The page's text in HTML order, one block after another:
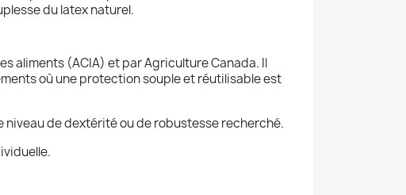
du latex naturel.
aliments (ACIA) et par Agriculture Canada. Il
où une protection souple et réutilisable est
de dextérité ou de robustesse recherché.